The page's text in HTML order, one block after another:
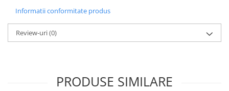
Informatii conformitate produs
Review-uri(0)
PRODUSE SIMILARE